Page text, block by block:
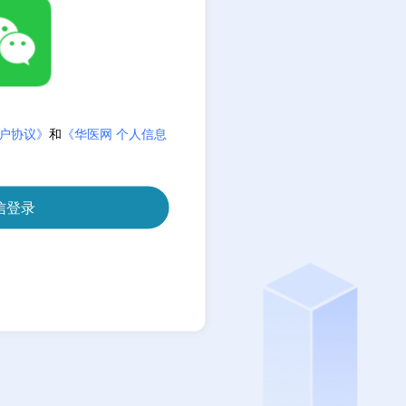
协议》 和 《华医网 个人信息
登录